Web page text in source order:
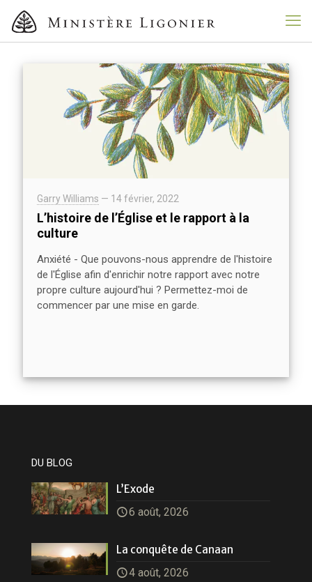
Garry Williams — 14 février, 2022
L’histoire de l’Église et le rapport à la
culture
Anxiété - Que pouvons-nous apprendre de l'histoire
de l'Église afin d'enrichir notre rapport avec notre
propre culture aujourd'hui ? Permettez-moi de
commencer par une mise en garde.
DU BLOG
L’Exode
6 août, 2026
La conquête de Canaan
4 août, 2026